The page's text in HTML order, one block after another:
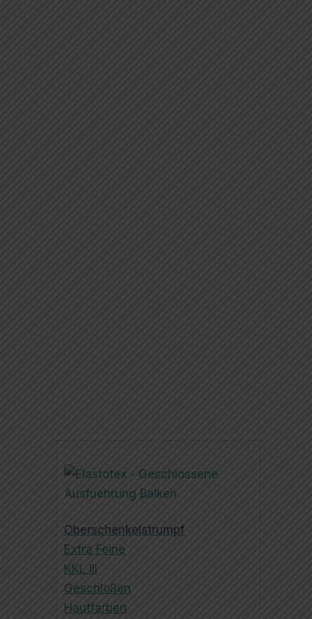
Oberschenkelstrumpf
Extra Feine
KKL III
Geschloßen
Hautfarben